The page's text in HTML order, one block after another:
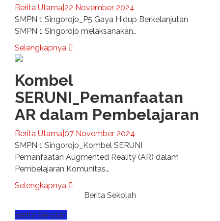
Berita Utama 22 November 2024
SMPN 1 Singorojo_P5 Gaya Hidup Berkelanjutan
SMPN 1 Singorojo melaksanakan…
Selengkapnya
Kombel
SERUNI_Pemanfaatan
AR dalam Pembelajaran
Berita Utama 07 November 2024
SMPN 1 Singorojo_Kombel SERUNI
Pemanfaatan Augmented Reality (AR) dalam
Pembelajaran Komunitas…
Selengkapnya
Berita Sekolah
Berita Sekolah